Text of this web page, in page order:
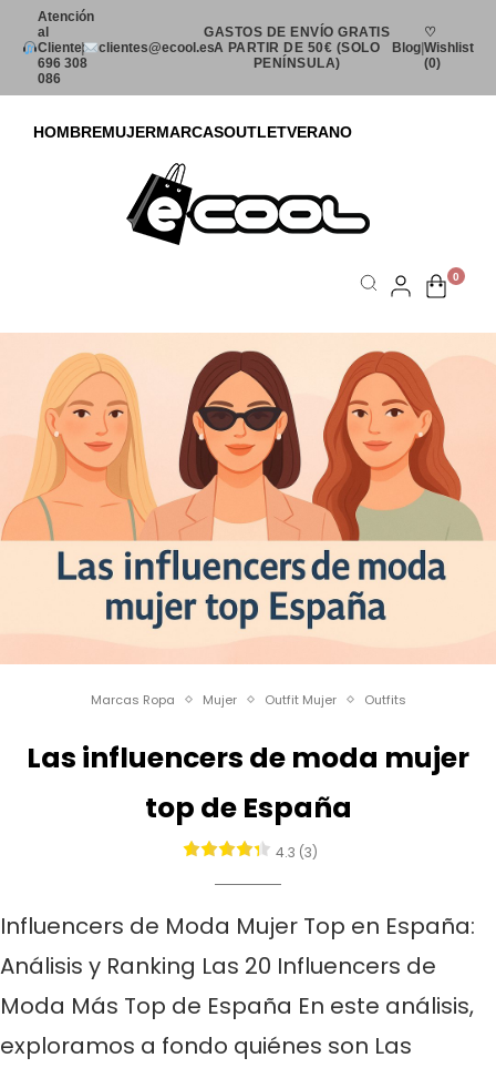
Atención
al
Cliente:
696 308
086
| clientes@ecool.es
GASTOS DE ENVÍO GRATIS
A PARTIR DE 50€ (SOLO
PENÍNSULA)
Blog
♡
Wishlist
(0)
HOMBREMUJERMARCASOUTLETVERANO
0
Marcas Ropa Mujer Outfit Mujer Outfits
Las influencers de moda mujer
top de España
4.3 (3)
Influencers de Moda Mujer Top en España:
Análisis y Ranking Las 20 Influencers de
Moda Más Top de España En este análisis,
exploramos a fondo quiénes son Las